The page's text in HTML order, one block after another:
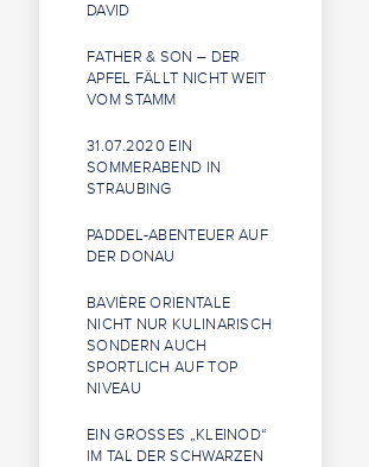
AVID
FATHER & SON – DER
APFEL FÄLLT NICHT WEIT
VOM STAMM
31.07.2020 EIN
SOMMERABEND IN
STRAUBING
PADDEL-ABENTEUER AUF
DER DONAU
BAVIÈRE ORIENTALE
NICHT NUR KULINARISCH
SONDERN AUCH
SPORTLICH AUF TOP
NIVEAU
EIN GROSSES „KLEINOD“ I
M TAL DER SCHWARZEN L